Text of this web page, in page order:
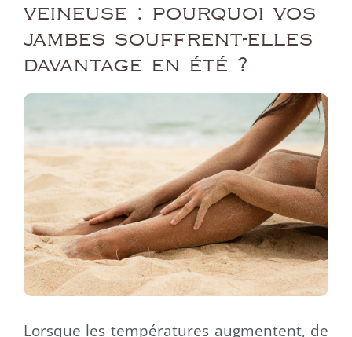
veineuse : pourquoi vos
jambes souffrent-elles
davantage en été ?
Lorsque les températures augmentent, de